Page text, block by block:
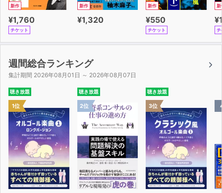
新作
¥1,760
チケット
新作
¥1,320
新作
¥550
チケット
新
チ
週間総合ランキング
集計期間 2026年08月01日 ～ 2026年08月07日
聴き放題
1位
聴き放題
2位
聴き放題
3位